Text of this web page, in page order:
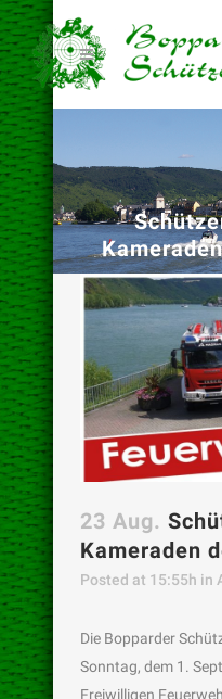
23 Aug.
Kameraden
Posted at 15:55h in
Die Bopparder
Sonntag, dem 1.
Freiwilligen